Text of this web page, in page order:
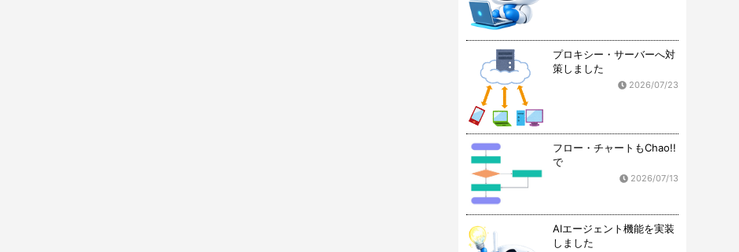
プロキシー・サーバーへ対
策しました
2026/07/23
フロー・チャートもChao!!
で
2026/07/13
AIエージェント機能を実装
しました